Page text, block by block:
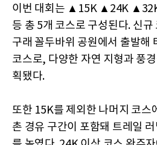
이번 대회는 ▲15K ▲24K
등 총 5개 코스로 구성된다. 신규
구래 꼴두바위 공원에서 출발해
코스로, 다양한 자연 지형과 풍
획됐다.
또한 15K를 제외한 나머지 코스
촌 경유 구간이 포함돼 트레일